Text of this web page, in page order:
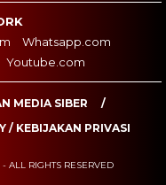
Whatsapp.com
Youtube.com
MEDIA SIBER
/ KEBIJAKAN PRIVASI
ALL RIGHTS RESERVED